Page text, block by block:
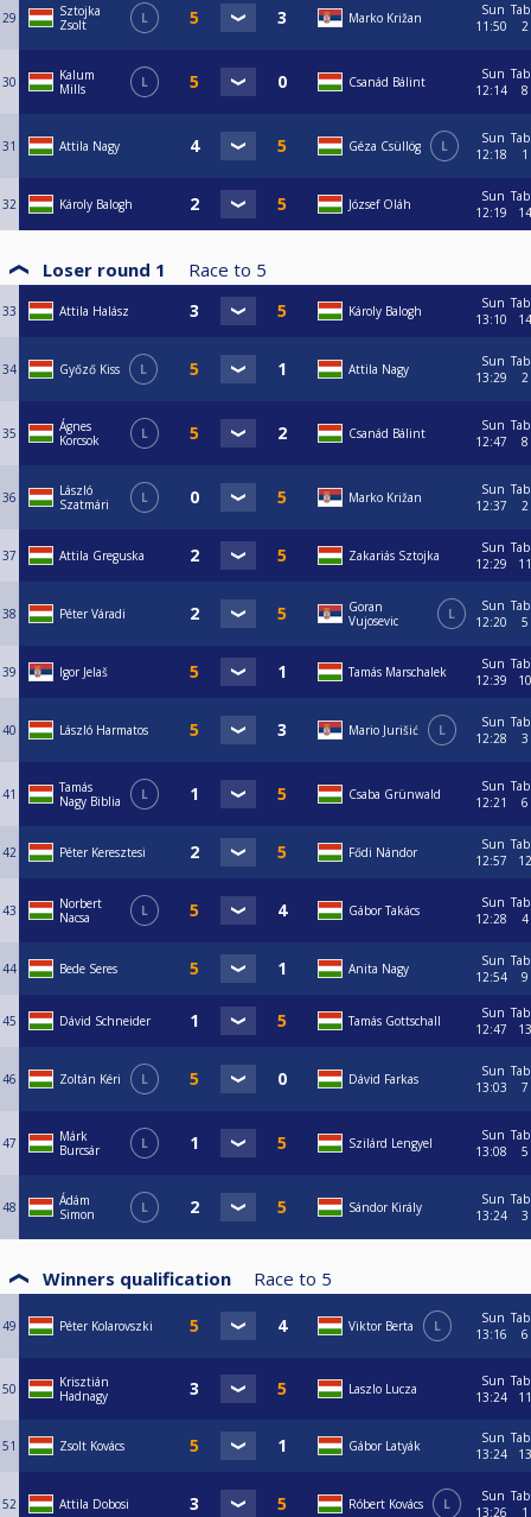
29
Sztojka
Zsolt
L Marko Križan
Sun
11:50
2
30
Kalum
Mills
L Csanád Bálint
Sun
12:14
8
31 Attila Nagy Géza Csüllög L
Sun
12:18
1
32 Károly Balogh József Oláh
Sun
12:19
14
Loser round 1 Race to 5
33 Attila Halász Károly Balogh
Sun
13:10
14
34 Győző Kiss L Attila Nagy
Sun
13:29
2
35
Ágnes
Korcsok
L Csanád Bálint
Sun
12:47
8
36
László
Szatmári
L Marko Križan
Sun
12:37
2
37 Attila Greguska Zakariás Sztojka
Sun
12:29
11
38 Péter Váradi
Goran
Vujosevic
L
Sun
12:20
5
39 Igor Jelaš Tamás Marschalek
Sun
12:39
10
40 László Harmatos Mario Jurišić L
Sun
12:28
3
41
Tamás
Nagy Biblia
L Csaba Grünwald
Sun
12:21
6
42 Péter Keresztesi Fődi Nándor
Sun
12:57
12
43
Norbert
Nacsa
L Gábor Takács
Sun
12:28
4
44 Bede Seres Anita Nagy
Sun
12:54
9
45 Dávid Schneider Tamás Gottschall
Sun
12:47
13
46 Zoltán Kéri L Dávid Farkas
Sun
13:03
7
47
Márk
Burcsár
L Szilárd Lengyel
Sun
13:08
5
48
Ádám
Simon
L Sándor Király
Sun
13:24
3
Winners qualification Race to 5
49 Péter Kolarovszki Viktor Berta L
Sun
13:16
6
50
Krisztián
Hadnagy
Laszlo Lucza
Sun
13:24
11
51 Zsolt Kovács Gábor Latyák
Sun
13:24
13
52 Attila Dobosi Róbert Kovács L
Sun
13:26
1